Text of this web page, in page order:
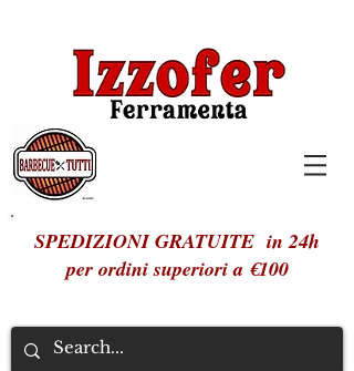
SPEDIZIONI GRATUITE in 24h
per ordini superiori a €100